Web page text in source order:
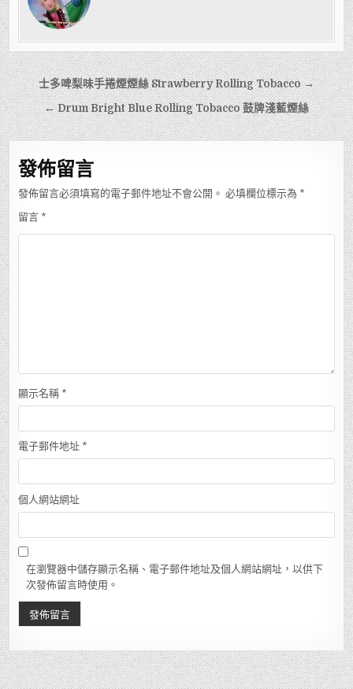
文
章
導
覽
士多啤梨味手捲煙煙絲 Strawberry Rolling Tobacco →
← Drum Bright Blue Rolling Tobacco 鼓牌淺藍煙絲
發佈留言
發佈留言必須填寫的電子郵件地址不會公開。 必填欄位標示為 *
留言 *
顯示名稱 *
電子郵件地址 *
個人網站網址
在瀏覽器中儲存顯示名稱、電子郵件地址及個人網站網址，以供下
次發佈留言時使用。